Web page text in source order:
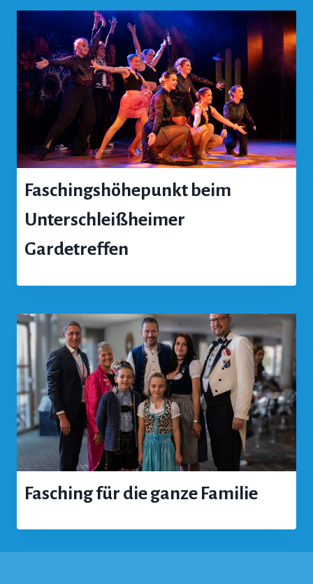
Faschingshöhepunkt beim
Unterschleißheimer
Gardetreffen
Fasching für die ganze Familie